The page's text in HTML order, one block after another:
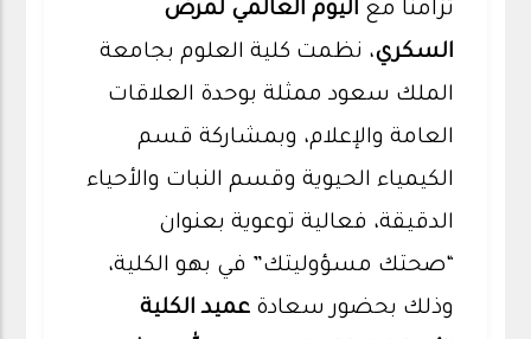
تزامناً مع اليوم العالمي لمرض
السكري، نظمت كلية العلوم بجامعة
الملك سعود ممثلة بوحدة العلاقات
العامة والإعلام، وبمشاركة قسم
الكيمياء الحيوية وقسم النبات والأحياء
الدقيقة، فعالية توعوية بعنوان
“صحتك مسؤوليتك” في بهو الكلية،
وذلك بحضور سعادةعميد الكلية